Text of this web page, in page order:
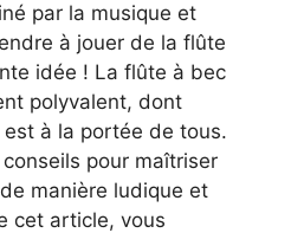
par la musique et
à jouer de la flûte
idée ! La flûte à bec
polyvalent, dont
est à la portée de tous.
pour maîtriser
manière ludique et
cet article, vous